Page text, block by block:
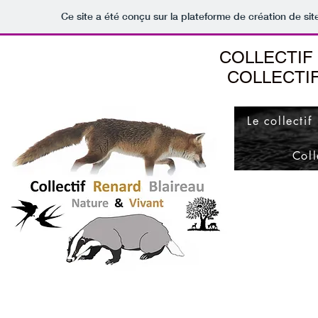
Ce site a été conçu sur la plateforme de création de
COLLECTIF
Le collectif